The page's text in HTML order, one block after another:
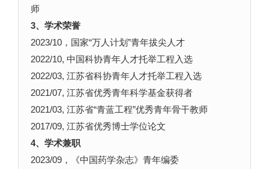
师
3、学术荣誉
2023/10，国家“万人计划”青年拔尖人才
2022/10, 中国科协青年人才托举工程入选
2022/03, 江苏省科协青年人才托举工程入选
2021/07, 江苏省优秀青年科学基金获得者
2021/03, 江苏省“青蓝工程”优秀青年骨干教师
2017/09, 江苏省优秀博士学位论文
4、学术兼职
2023/09，《中国药学杂志》青年编委